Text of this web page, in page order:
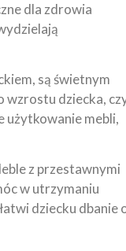
dla zdrowia
są świetnym
wzrostu dziecka,
użytkowanie mebli,
z przestawnymi
w utrzymaniu
dziecku dbanie